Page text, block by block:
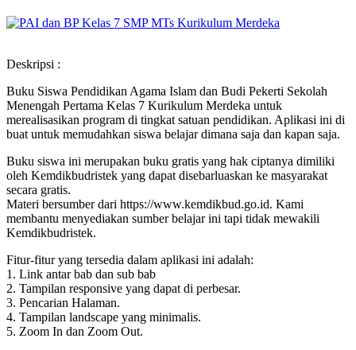
Deskripsi :
Buku Siswa Pendidikan Agama Islam dan Budi Pekerti Sekolah
Menengah Pertama Kelas 7 Kurikulum Merdeka untuk
merealisasikan program di tingkat satuan pendidikan. Aplikasi ini di
buat untuk memudahkan siswa belajar dimana saja dan kapan saja.
Buku siswa ini merupakan buku gratis yang hak ciptanya dimiliki
oleh Kemdikbudristek yang dapat disebarluaskan ke masyarakat
secara gratis.
Materi bersumber dari https://www.kemdikbud.go.id. Kami
membantu menyediakan sumber belajar ini tapi tidak mewakili
Kemdikbudristek.
Fitur-fitur yang tersedia dalam aplikasi ini adalah:
1. Link antar bab dan sub bab
2. Tampilan responsive yang dapat di perbesar.
3. Pencarian Halaman.
4. Tampilan landscape yang minimalis.
5. Zoom In dan Zoom Out.